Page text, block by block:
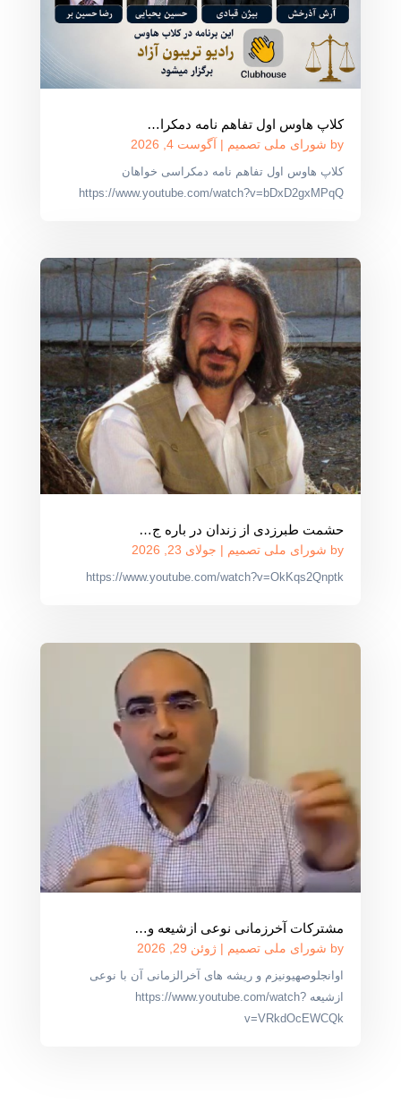
کلاپ هاوس اول تفاهم نامه دمکرا…
by شورای ملی تصمیم | آگوست 4, 2026
کلاپ هاوس اول تفاهم نامه دمکراسی خواهان
https://www.youtube.com/watch?v=bDxD2gxMPqQ
حشمت طبرزدی از زندان در باره ج…
by شورای ملی تصمیم | جولای 23, 2026
https://www.youtube.com/watch?v=OkKqs2Qnptk
مشترکات آخرزمانی نوعی ازشیعه و…
by شورای ملی تصمیم | ژوئن 29, 2026
اوانجلوصهیونیزم و ریشه های آخرالزمانی آن با نوعی
ازشیعه https://www.youtube.com/watch?
v=VRkdOcEWCQk